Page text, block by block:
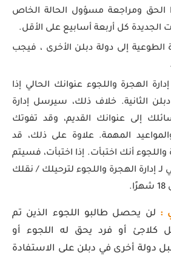
الحق ومراجعة مسؤول الحالة الخاص
الجديدة كل أربعة أسابيع على الأقل.
الطوعية إلى دولة دبلن الأخرى ، فيجب
الهجرة واللجوء عنوانك الحالي إذا
الثانية. خلاف ذلك، سيرسل إدارة
إلى عنوانك القديم، وقد تفوتك
والمواعيد المهمة. علاوة على ذلك، قد
واللجوء أنك اختبأت. إذا اختبأت، فسيتم
لـ إدارة الهجرة واللجوء لترحيلك / نقلك
: لن يحصل طالبو اللجوء الذين تم
كلاجئ أو فرد يحق له اللجوء أو
دولة أخرى في دبلن على الاستفادة